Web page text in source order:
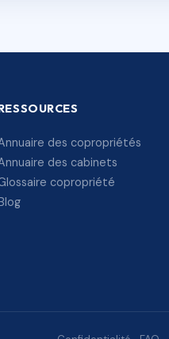
des copropriétés
des cabinets
copropriété